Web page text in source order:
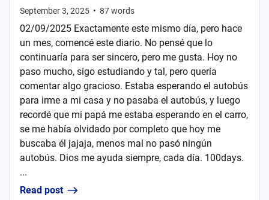
September 3, 2025 • 87words
02/09/2025 Exactamente este mismo día, pero hace
un mes, comencé este diario. No pensé que lo
continuaría para ser sincero, pero me gusta. Hoy no
paso mucho, sigo estudiando y tal, pero quería
comentar algo gracioso. Estaba esperando el autobús
para irme a mi casa y no pasaba el autobús, y luego
recordé que mi papá me estaba esperando en el carro,
se me había olvidado por completo que hoy me
buscaba él jajaja, menos mal no pasó ningún
autobús. Dios me ayuda siempre, cada día. 100days.
...
Read post